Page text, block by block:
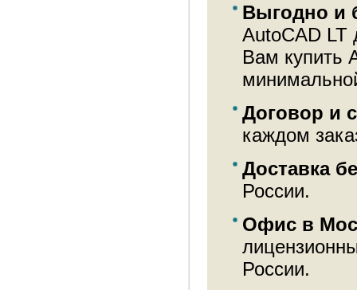
Выгодно и
AutoCAD LT
Вам купить
Договор и
каждом
Доставка
России.
Офис в
России.